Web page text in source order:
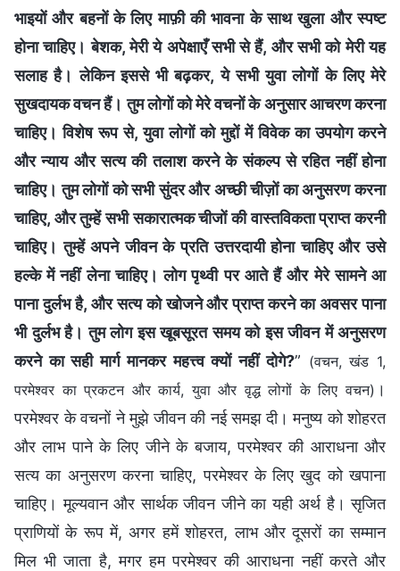
भाइयों और बहनों के लिए माफ़ी की भावना के साथ खुला और स्पष्ट
होना चाहिए। बेशक, मेरी ये अपेक्षाएँ सभी से हैं, और सभी को मेरी यह
सलाह है। लेकिन इससे भी बढ़कर, ये सभी युवा लोगों के लिए मेरे
सुखदायक वचन हैं। तुम लोगों को मेरे वचनों के अनुसार आचरण करना
चाहिए। विशेष रूप से, युवा लोगों को मुद्दों में विवेक का उपयोग करने
और न्याय और सत्य की तलाश करने के संकल्प से रहित नहीं होना
चाहिए। तुम लोगों को सभी सुंदर और अच्छी चीज़ों का अनुसरण करना
चाहिए, और तुम्हें सभी सकारात्मक चीजों की वास्तविकता प्राप्त करनी
चाहिए। तुम्हें अपने जीवन के प्रति उत्तरदायी होना चाहिए और उसे
हल्के में नहीं लेना चाहिए। लोग पृथ्वी पर आते हैं और मेरे सामने आ
पाना दुर्लभ है, और सत्य को खोजने और प्राप्त करने का अवसर पाना
भी दुर्लभ है। तुम लोग इस खूबसूरत समय को इस जीवन में अनुसरण
करने का सही मार्ग मानकर महत्त्व क्यों नहीं दोगे?” (वचन, खंड 1,
परमेश्वर का प्रकटन और कार्य, युवा और वृद्ध लोगों के लिए वचन) ।
परमेश्वर के वचनों ने मुझे जीवन की नई समझ दी। मनुष्य को शोहरत
और लाभ पाने के लिए जीने के बजाय, परमेश्वर की आराधना और
सत्य का अनुसरण करना चाहिए, परमेश्वर के लिए खुद को खपाना
चाहिए। मूल्यवान और सार्थक जीवन जीने का यही अर्थ है। सृजित
प्राणियों के रूप में, अगर हमें शोहरत, लाभ और दूसरों का सम्मान
मिल भी जाता है, मगर हम परमेश्वर की आराधना नहीं करते और